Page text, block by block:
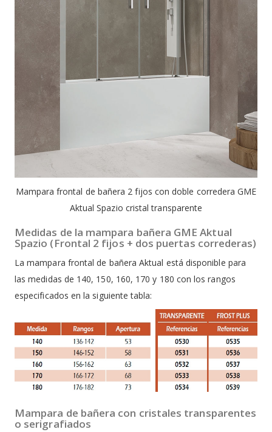
Mampara frontal de bañera 2 fijos con doble corredera GME
Aktual Spazio cristal transparente
Medidas de la mampara bañera GME Aktual
Spazio (Frontal 2 fijos + dos puertas correderas)
La mampara frontal de bañera Aktual está disponible para
las medidas de 140, 150, 160, 170 y 180 con los rangos
especificados en la siguiente tabla:
Mampara de bañera con cristales transparentes
o serigrafiados